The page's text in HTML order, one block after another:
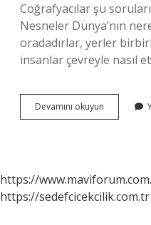
Coğrafyacılar şu
Nesneler Dünya’nın
oradadırlar, yerler
insanlar çevreyle nasıl
Devamını okuyun Coğrafya
Biliminin
https://
https://sedefcicekcilik.com.tr